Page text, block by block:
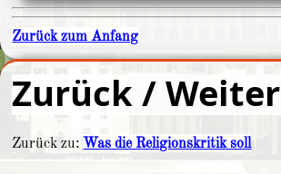
Zurück zum Anfang
Zurück / Weiter
Zurück zu:Was die Religionskritik soll